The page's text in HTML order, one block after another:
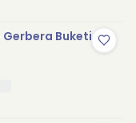
Gerbera Buketi